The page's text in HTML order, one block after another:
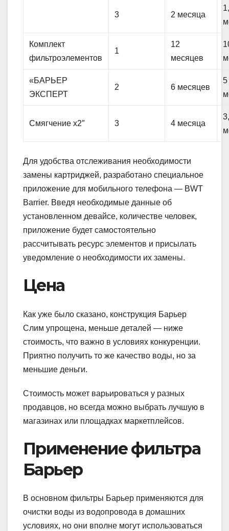
3 2 месяца
Комплект
фильтроэлементов
1
12
месяцев
«БАРЬЕР
ЭКСПЕРТ
2 6 месяцев
5
Смягчение х2″ 3 4 месяца
Для удобства отслеживания необходимости
замены картриджей, разработано специальное
приложение для мобильного телефона — BWT
Barrier. Введя необходимые данные об
установленном девайсе, количестве человек,
приложение будет самостоятельно
рассчитывать ресурс элементов и присылать
уведомление о необходимости их замены.
Цена
Как уже было сказано, конструкция Барьер
Слим упрощена, меньше деталей — ниже
стоимость, что важно в условиях конкуренции.
Приятно получить то же качество воды, но за
меньшие деньги.
Стоимость может варьироваться у разных
продавцов, но всегда можно выбрать лучшую в
магазинах или площадках маркетплейсов.
Применение фильтра
Барьер
В основном фильтры Барьер применяются для
очистки воды из водопровода в домашних
условиях, но они вполне могут использоваться